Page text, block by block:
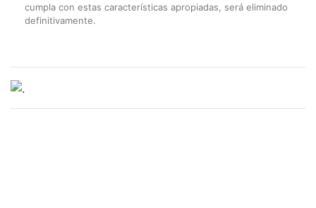
cumpla con estas características apropiadas, será eliminado
definitivamente.